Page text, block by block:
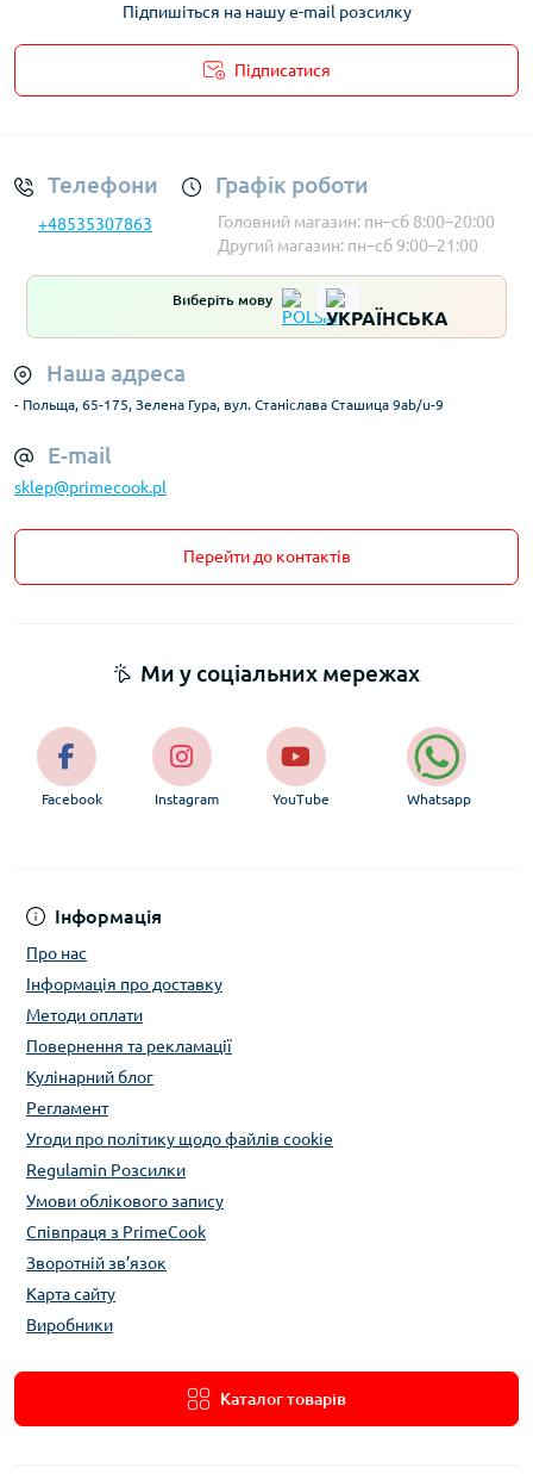
Підпишіться на нашу e-mail розсилку
Підписатися
Телефони
+48535307863
Графік роботи
Головний магазин: пн–сб 8:00–20:00
Другий магазин: пн–сб 9:00–21:00
Виберіть мову
Наша адреса
- Польща, 65-175, Зелена Гура, вул. Станіслава Сташица 9ab/u-9
E-mail
sklep@primecook.pl
Перейти до контактів
Інформація
Про нас
Інформація про доставку
Методи оплати
Повернення та рекламації
Кулінарний блог
Регламент
Угоди про політику щодо файлів cookie
Regulamin Розсилки
Умови облікового запису
Співпраця з PrimeCook
Зворотній зв’язок
Карта сайту
Виробники
Каталог товарів
Ми у соціальних мережах
Facebook Instagram YouTube Whatsapp